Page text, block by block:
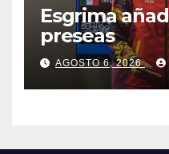
Esgrima
preseas
AGOSTO 6, 2026